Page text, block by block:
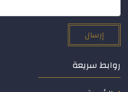
إرسال
روابط سريعة